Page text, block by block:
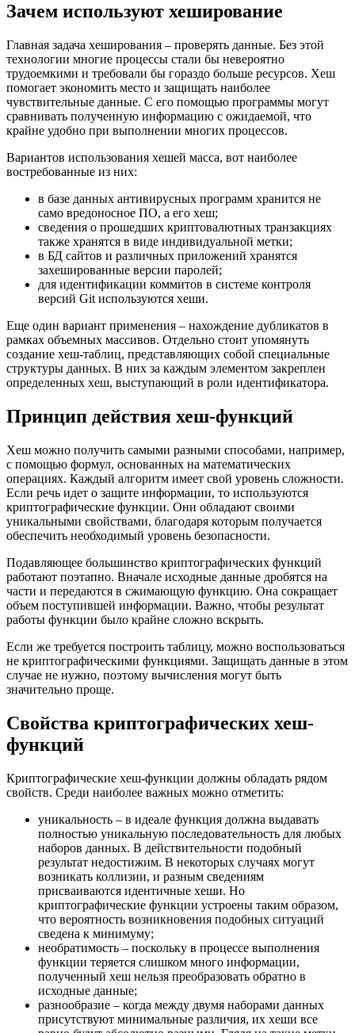
Зачем используют хеширование
Главная задача хеширования – проверять данные. Без этой
технологии многие процессы стали бы невероятно
трудоемкими и требовали бы гораздо больше ресурсов. Хеш
помогает экономить место и защищать наиболее
чувствительные данные. С его помощью программы могут
сравнивать полученную информацию с ожидаемой, что
крайне удобно при выполнении многих процессов.
Вариантов использования хешей масса, вот наиболее
востребованные из них:
в базе данных антивирусных программ хранится не
само вредоносное ПО, а его хеш;
сведения о прошедших криптовалютных транзакциях
также хранятся в виде индивидуальной метки;
в БД сайтов и различных приложений хранятся
захешированные версии паролей;
для идентификации коммитов в системе контроля
версий Git используются хеши.
Еще один вариант применения – нахождение дубликатов в
рамках объемных массивов. Отдельно стоит упомянуть
создание хеш-таблиц, представляющих собой специальные
структуры данных. В них за каждым элементом закреплен
определенных хеш, выступающий в роли идентификатора.
Принцип действия хеш-функций
Хеш можно получить самыми разными способами, например,
с помощью формул, основанных на математических
операциях. Каждый алгоритм имеет свой уровень сложности.
Если речь идет о защите информации, то используются
криптографические функции. Они обладают своими
уникальными свойствами, благодаря которым получается
обеспечить необходимый уровень безопасности.
Подавляющее большинство криптографических функций
работают поэтапно. Вначале исходные данные дробятся на
части и передаются в сжимающую функцию. Она сокращает
объем поступившей информации. Важно, чтобы результат
работы функции было крайне сложно вскрыть.
Если же требуется построить таблицу, можно воспользоваться
не криптографическими функциями. Защищать данные в этом
случае не нужно, поэтому вычисления могут быть
значительно проще.
Свойства криптографических хеш-
функций
Криптографические хеш-функции должны обладать рядом
свойств. Среди наиболее важных можно отметить:
уникальность – в идеале функция должна выдавать
полностью уникальную последовательность для любых
наборов данных. В действительности подобный
результат недостижим. В некоторых случаях могут
возникать коллизии, и разным сведениям
присваиваются идентичные хеши. Но
криптографические функции устроены таким образом,
что вероятность возникновения подобных ситуаций
сведена к минимуму;
необратимость – поскольку в процессе выполнения
функции теряется слишком много информации,
полученный хеш нельзя преобразовать обратно в
исходные данные;
разнообразие – когда между двумя наборами данных
присутствуют минимальные различия, их хеши все